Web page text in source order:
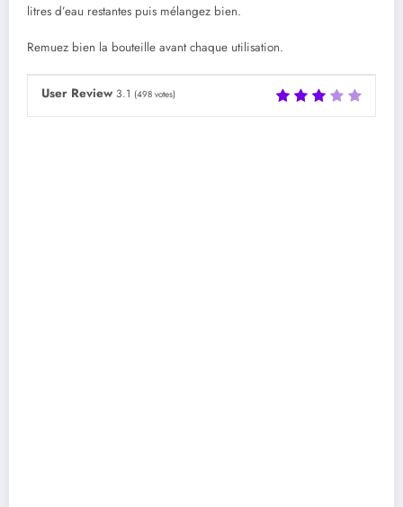
litres d’eau restantes puis mélangez bien.
Remuez bien la bouteille avant chaque utilisation.
User Review 3.1 (498 votes)